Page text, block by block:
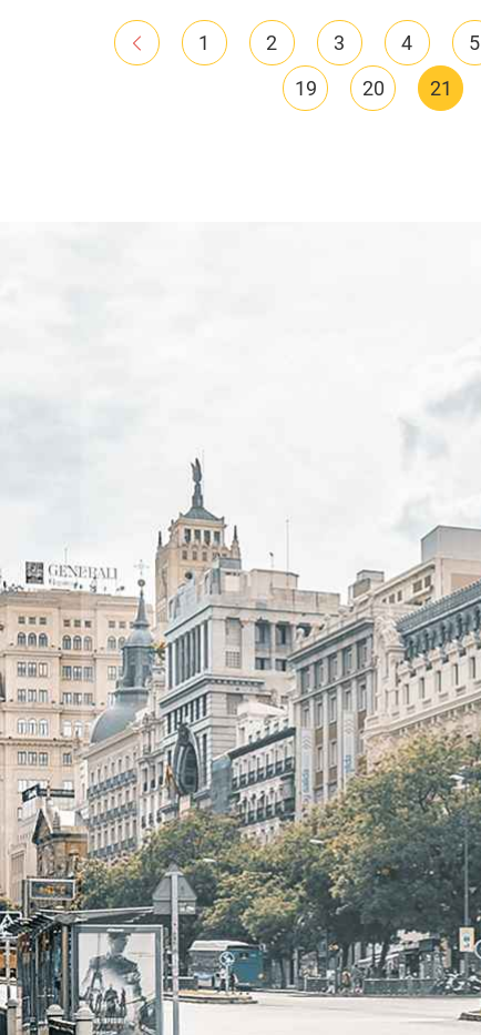
具有良好实践性成果的高等教育机构（IES），
并促进其取得进一步的发展。
1 2 3 4 5
19
20 21